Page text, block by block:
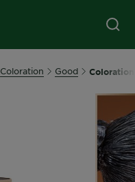
Coloration Good